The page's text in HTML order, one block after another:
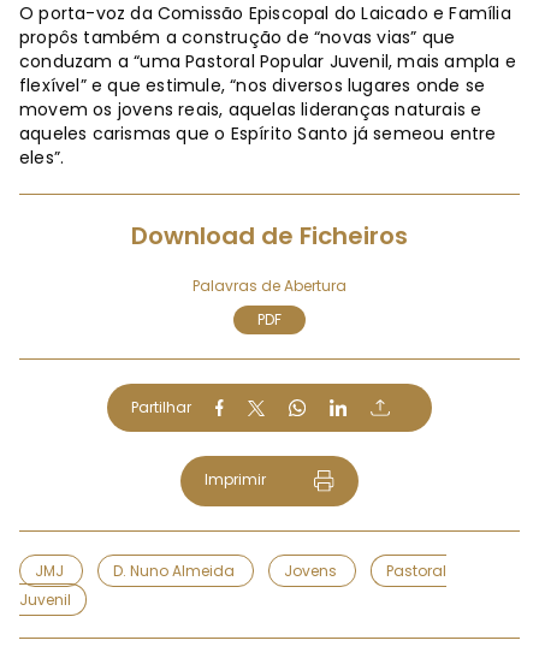
O porta-voz da Comissão Episcopal do Laicado e Família
propôs também a construção de “novas vias” que
conduzam a “uma Pastoral Popular Juvenil, mais ampla e
flexível” e que estimule, “nos diversos lugares onde se
movem os jovens reais, aquelas lideranças naturais e
aqueles carismas que o Espírito Santo já semeou entre
eles”.
Download de Ficheiros
Palavras de Abertura
PDF
Partilhar
Imprimir
JMJ D. Nuno Almeida Jovens
Pastoral
Juvenil